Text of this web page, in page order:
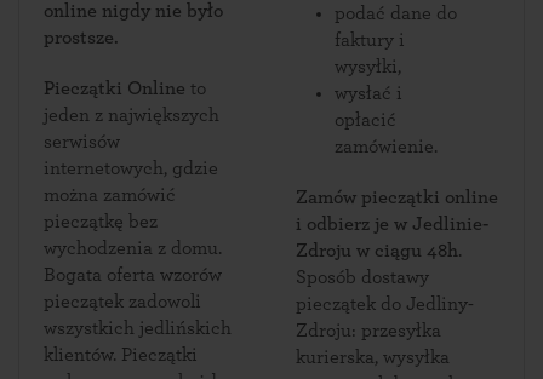
online nigdy nie było
prostsze.
Pieczątki Online to
jeden z największych
serwisów
internetowych, gdzie
można zamówić
pieczątkę bez
wychodzenia z domu.
Bogata oferta wzorów
pieczątek zadowoli
wszystkich jedlińskich
klientów. Pieczątki
podać dane do
faktury i
wysyłki,
wysłać i
opłacić
zamówienie.
Zamów pieczątki online
i odbierz je w Jedlinie-
Zdroju w ciągu 48h.
Sposób dostawy
pieczątek do Jedliny-
Zdroju: przesyłka
kurierska, wysyłka